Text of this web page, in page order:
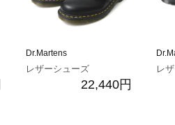
Dr.Martens
レザーシューズ
22,440円
レ